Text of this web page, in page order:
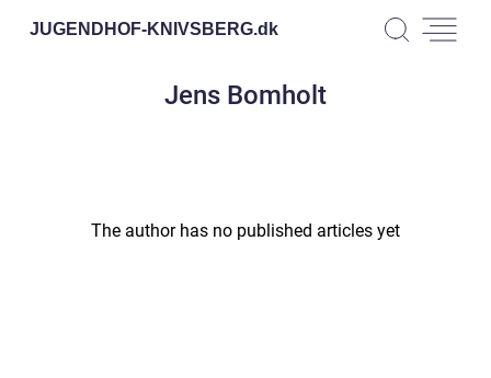
JUGENDHOF-KNIVSBERG.dk
Jens Bomholt
The author has no published articles yet